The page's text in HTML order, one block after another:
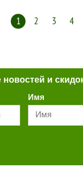
1 2 3 4
новостей и
Имя